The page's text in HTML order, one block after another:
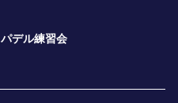
パデル練習会